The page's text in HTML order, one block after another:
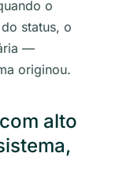
o
status, o
—
originou.
alto